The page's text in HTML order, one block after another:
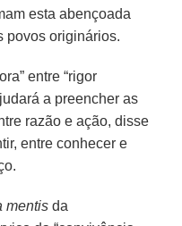
esta abençoada
povos originários.
entre “rigor
a preencher as
razão e ação, disse
entre conhecer e
mentis da